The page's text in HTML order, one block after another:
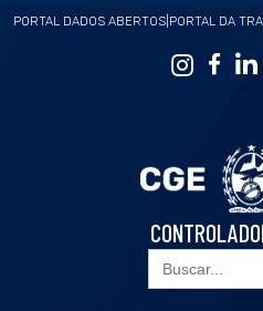
PORTAL DADOS ABERTOS| PORTAL DA
Search
for: